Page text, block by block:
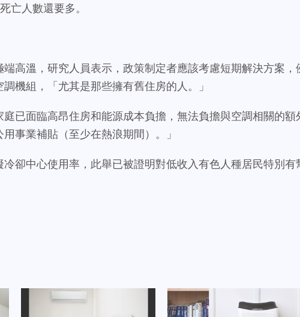
亡人數還要多。
高溫，研究人員表示，政策制定者應該考慮短期解決方案，
機組，「尤其是那些擁有舊住房的人。」
已面臨高昂住房和能源成本負擔，無法負擔與空調相關的額
事業補貼（至少在熱浪期間）。」
卻中心使用率，此舉已被證明對低收入有色人種居民特別有